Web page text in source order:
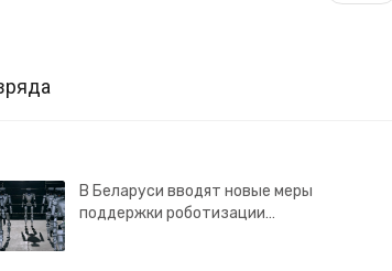
В Беларуси вводят новые меры
поддержки роботизации…